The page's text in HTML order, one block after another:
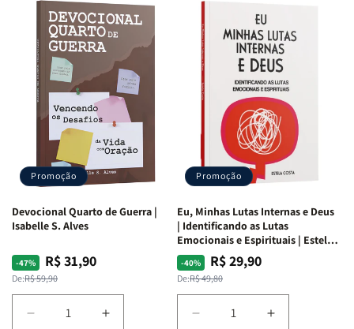
Promoção
Devocional Quarto de Guerra |
Isabelle S. Alves
-47%
Preço
normal
De:R$ 59,90
Preço
promocional
R$ 31,90
Diminuir
Aumentar
Promoção
Eu, Minhas Lutas Internas e Deus
| Identificando as Lutas
Emocionais e Espirituais | Estela
Costa
-40%
Preço
normal
De:R$ 49,80
Preço
promocional
R$ 29,90
Diminuir
Aumentar